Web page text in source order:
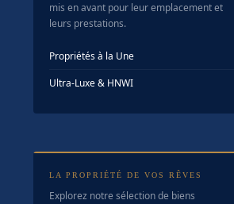
mis en avant pour leur emplacement et
leurs prestations.
Propriétés à la Une
Ultra-Luxe & HNWI
LA PROPRIÉTÉ DE VOS RÊVES
Explorez notre sélection de biens